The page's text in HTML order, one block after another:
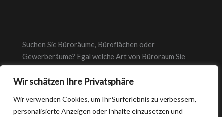
Wir schätzen Ihre Privatsphäre
Wir verwenden Cookies, um Ihr Surferlebnis zu verbessern,
personalisierte Anzeigen oder Inhalte einzusetzen und
Einzelhandelsflächen
Städten
wie
und
Düsseldorf
Suchen Sie Büroräume, Büroflächen oder
Gewerberäume? Egal welche Art von Büroraum Sie
richtige Büro.